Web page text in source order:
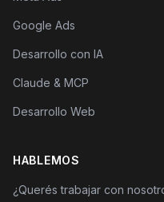
Google Ads
Desarrollo con IA
Claude & MCP
Desarrollo Web
HABLEMOS
¿Querés trabajar con